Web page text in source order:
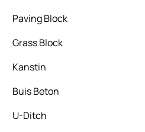
Paving Block
Grass Block
Kanstin
Buis Beton
U-Ditch